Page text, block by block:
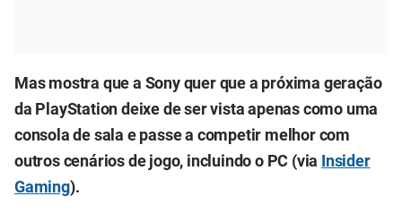
Mas mostra que a Sony quer que a próxima geração
da PlayStation deixe de ser vista apenas como uma
consola de sala e passe a competir melhor com
outros cenários de jogo, incluindo o PC (via Insider
Gaming).